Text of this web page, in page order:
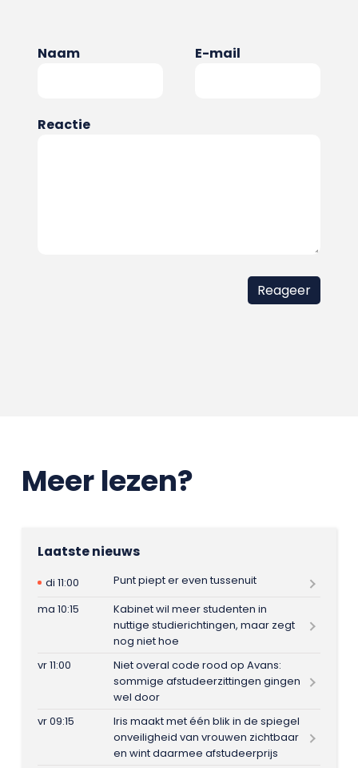
Naam E-mail
Reactie
Meer lezen?
Laatste nieuws
di 11:00
Punt piept er even tussenuit
ma 10:15
Kabinet wil meer studenten in
nuttige studierichtingen, maar zegt
nog niet hoe
vr 11:00
Niet overal code rood op Avans:
sommige afstudeerzittingen gingen
wel door
vr 09:15
Iris maakt met één blik in de spiegel
onveiligheid van vrouwen zichtbaar
en wint daarmee afstudeerprijs